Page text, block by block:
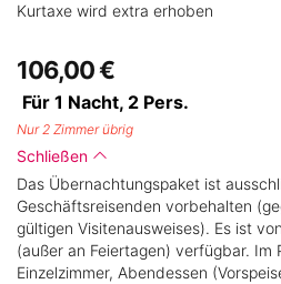
Kurtaxe wird extra erhoben
106,00 €
Für 1 Nacht, 2 Pers.
Nur 2 Zimmer übrig
Schließen
Das Übernachtungspaket ist
Geschäftsreisenden vorbehalten
gültigen Visitenausweises). Es ist
(außer an Feiertagen) verfügbar. Im
Einzelzimmer, Abendessen